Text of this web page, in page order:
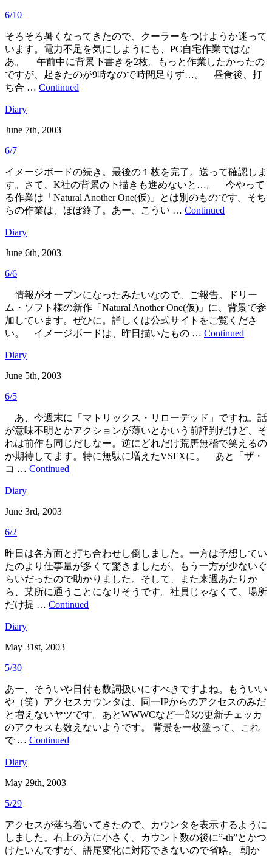
6/10
そろそろ暑くなってきたので、クーラーをつけようか迷って
います。電力不足を気にしようにも、PC自宅作業ではな
あ。 午前中に背景下書きを2枚。もっと作業したかったの
ですが、起きたのが9時なので時間足りず…。 昼食後、打
ち合 … Continued
Diary
June 7th, 2003
6/7
イメージボードの続き。最後の１枚を完了。送って確認しま
す。さて、K社の背景の下描きも進めないと…。 今やって
る作業は「Natural Another One(仮)」とは別のものです。そち
らの作業は、ほぼ終了。あー、こうい … Continued
Diary
June 6th, 2003
6/6
情報がオープンになったみたいなので、ご報告。ドリー
ム・ソフト様の新作「Natural Another One(仮)」に、背景で参
加しています。ぜひに。詳しくは公式サイトをご覧くださ
い。 イメージボードは、昨日描いたもの … Continued
Diary
June 5th, 2003
6/5
あ、今週末に「マトリックス・リローデッド」ですね。話
が意味不明とかアクションが薄いとかいう前評判だけど、そ
れは前作も同じだしなー。逆にどれだけ荒唐無稽で笑えるの
か期待してます。特に無駄に増えたVSFXに。 あと「ザ・
コ … Continued
Diary
June 3rd, 2003
6/2
昨日は各方面と打ち合わせし倒しました。一方は予想してい
たのより仕事量が多くて驚きましたが、もう一方が少ないぐ
らいだったので助かりました。そして、また来週あたりか
ら、某所に通うことになりそうです。社員じゃなくて、場所
だけ提 … Continued
Diary
May 31st, 2003
5/30
あー、そういや日付も数詞扱いにすべきですよね。もういい
や（笑）アクセスカウンタは、同一IPからのアクセスのみだ
と増えないヤツです。あとWWWCなど一部の更新チェッカ
のアクセスも数えないようです。 背景を一枚塗って、これ
で … Continued
Diary
May 29th, 2003
5/29
アクセスが落ち着いてきたので、カウンタを表示するように
しました。右上の方に小さく。カウント数の後に”-th”とかつ
けたいんですが、語尾変化に対応できないので省略。 朝か